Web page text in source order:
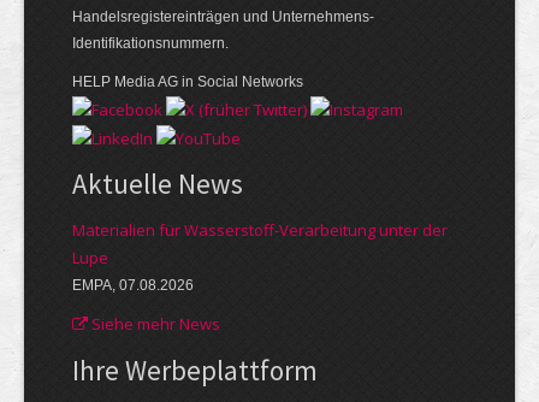
Handelsregistereinträgen und Unternehmens-
Identifikationsnummern.
HELP Media AG in Social Networks
Aktuelle News
Materialien für Wasserstoff-Verarbeitung unter der
Lupe
EMPA, 07.08.2026
Siehe mehr News
Ihre Werbe­plattform